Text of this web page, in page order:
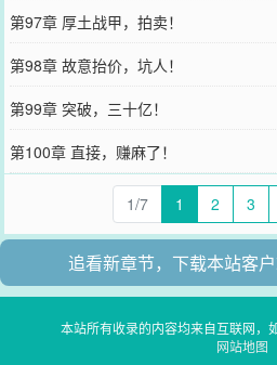
第97章 厚土战甲，拍卖！
第98章 故意抬价，坑人！
第99章 突破，三十亿！
第100章 直接，赚麻了！
1/7 1 2 3
追看新章节，下载本站客
本站所有收录的内容均来自互联网，
网站地图